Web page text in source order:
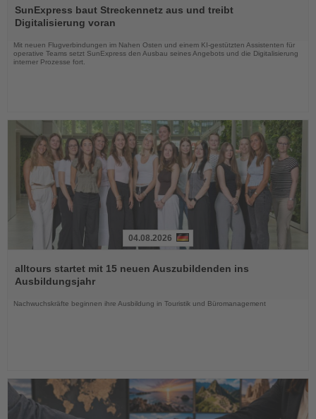
Sie
die
Nachrichten
SunExpress baut Streckennetz aus und treibt
Digitalisierung voran
Mit neuen Flugverbindungen im Nahen Osten und einem KI-gestützten Assistenten für
operative Teams setzt SunExpress den Ausbau seines Angebots und die Digitalisierung
interner Prozesse fort.
Sie
die
04.08.2026
alltours startet mit 15 neuen Auszubildenden ins
Ausbildungsjahr
Nachwuchskräfte beginnen ihre Ausbildung in Touristik und Büromanagement